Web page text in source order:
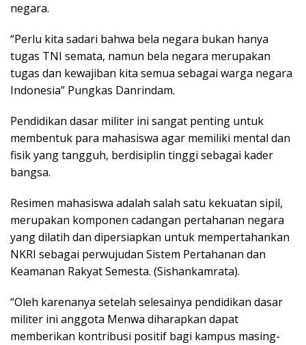
negara.
“Perlu kita sadari bahwa bela negara bukan hanya
tugas TNI semata, namun bela negara merupakan
tugas dan kewajiban kita semua sebagai warga negara
Indonesia” Pungkas Danrindam.
Pendidikan dasar militer ini sangat penting untuk
membentuk para mahasiswa agar memiliki mental dan
fisik yang tangguh, berdisiplin tinggi sebagai kader
bangsa.
Resimen mahasiswa adalah salah satu kekuatan sipil,
merupakan komponen cadangan pertahanan negara
yang dilatih dan dipersiapkan untuk mempertahankan
NKRI sebagai perwujudan Sistem Pertahanan dan
Keamanan Rakyat Semesta. (Sishankamrata).
“Oleh karenanya setelah selesainya pendidikan dasar
militer ini anggota Menwa diharapkan dapat
memberikan kontribusi positif bagi kampus masing-